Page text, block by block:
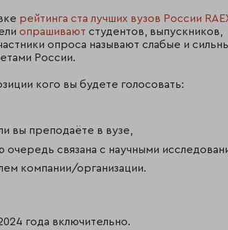
рейтинга ста лучших вузов России
опрашивают студентов, выпускников,
опроса называют слабые и
России.
кого вы будете голосовать:
вы преподаёте в вузе,
связана с научными
компании/организации.
года включительно.